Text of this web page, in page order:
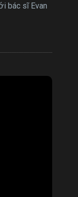
bác sĩ Evan